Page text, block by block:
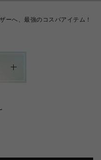
ーへ、最強のコスパアイテム！